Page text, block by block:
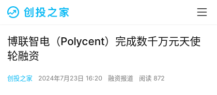
博联智电（Polycent）完成数千万元天使
轮融资
创投之家 2024年7月23日 16:20 融资报道 阅读 872